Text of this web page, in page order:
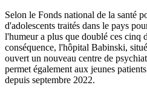
Selon le Fonds national de la santé
d'adolescents traités dans le pays
l'humeur a plus que doublé ces cinq
conséquence, l'hôpital Babinski,
ouvert un nouveau centre de
permet également aux jeunes
depuis septembre 2022.